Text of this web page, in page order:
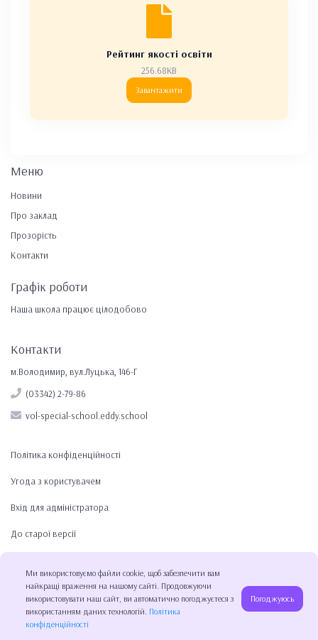
Рейтинг якості освіти
256.68KB
Завантажити
Меню
Новини
Про заклад
Прозорість
Контакти
Графік роботи
Наша школа працює цілодобово
Контакти
м.Володимир, вул.Луцька, 146-Г
(03342) 2-79-86
vol-special-school.eddy.school
Політика конфіденційності
Угода з користувачем
Вхід для адміністратора
До старої версії
Ми використовуємо файли cookie, щоб забезпечити вам
найкращі враження на нашому сайті. Продовжуючи
використовувати наш сайт, ви автоматично погоджуєтеся з
використанням даних технологій. Політика
конфіденційності
Погоджуюсь